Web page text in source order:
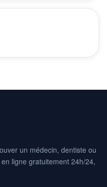
un médecin, dentiste ou
ligne gratuitement 24h/24,